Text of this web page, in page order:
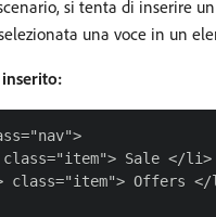
si tenta di inserire
una voce in un
Sale </li>
class="item"> Offers </